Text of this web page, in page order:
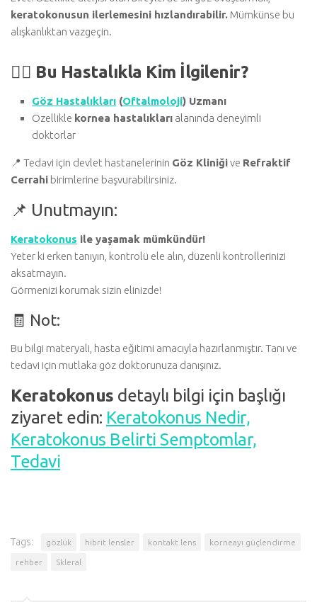
keratokonusun ilerlemesini hızlandırabilir. Mümkünse bu
alışkanlıktan vazgeçin.
👩‍⚕️ Bu Hastalıkla Kim İlgilenir?
Göz Hastalıkları (Oftalmoloji) Uzmanı
Özellikle kornea hastalıkları alanında deneyimli
doktorlar
📍 Tedavi için devlet hastanelerinin Göz Kliniğive Refraktif
Cerrahi birimlerine başvurabilirsiniz.
📌 Unutmayın:
Keratokonus ile yaşamak mümkündür!
Yeter ki erken tanıyın, kontrolü ele alın, düzenli kontrollerinizi
aksatmayın.
Görmenizi korumak sizin elinizde!
🧾 Not:
Bu bilgi materyali, hasta eğitimi amacıyla hazırlanmıştır. Tanı ve
tedavi için mutlaka göz doktorunuza danışınız.
Keratokonus detaylı bilgi için başlığı
ziyaret edin: Keratokonus Nedir,
Keratokonus Belirti Semptomlar,
Tedavi
Tags: gözlük hibrit lensler kontakt lens korneayı güçlendirme
rehber Skleral